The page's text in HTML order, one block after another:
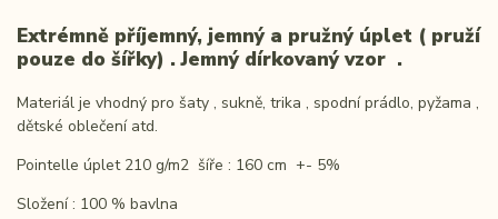
Extrémně příjemný, jemný a pružný úplet ( pruží
pouze do šířky) . Jemný dírkovaný vzor .
Materiál je vhodný pro šaty , sukně, trika , spodní prádlo, pyžama ,
dětské oblečení atd.
Pointelle úplet 210 g/m2 šíře : 160 cm +- 5%
Složení : 100 % bavlna